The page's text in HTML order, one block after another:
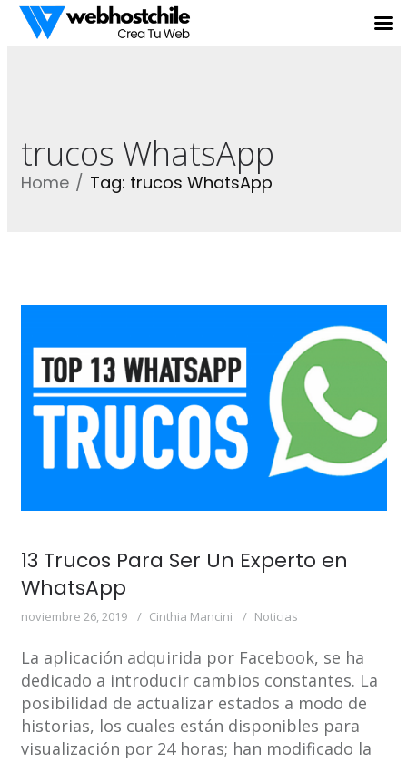
trucos WhatsApp
Home Tag: trucos WhatsApp
13 Trucos Para Ser Un Experto en
WhatsApp
noviembre 26, 2019 Cinthia Mancini Noticias
La aplicación adquirida por Facebook, se ha
dedicado a introducir cambios constantes. La
posibilidad de actualizar estados a modo de
historias, los cuales están disponibles para
visualización por 24 horas; han modificado la